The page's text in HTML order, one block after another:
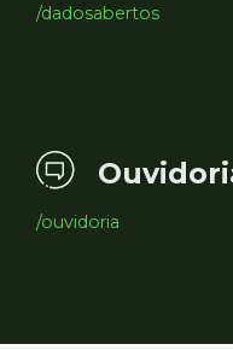
/dadosabertos
/ouvidoria